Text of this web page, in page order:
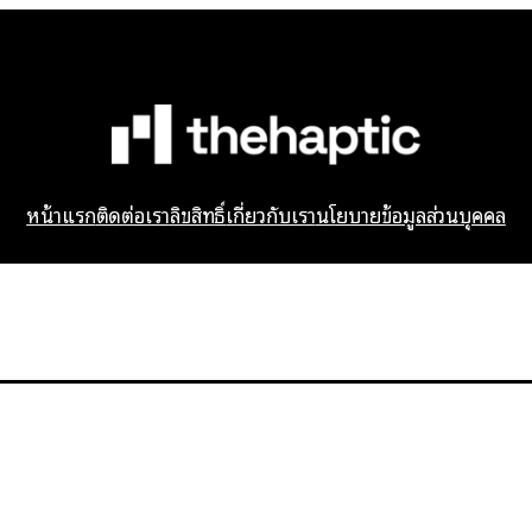
หน้าแรกติดต่อเราลิขสิทธิ์เกี่ยวกับเรานโยบายข้อมูลส่วนบุคคล